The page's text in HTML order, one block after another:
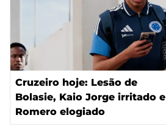
Cruzeiro hoje: Lesão de
Bolasie, Kaio Jorge irritado e
Romero elogiado